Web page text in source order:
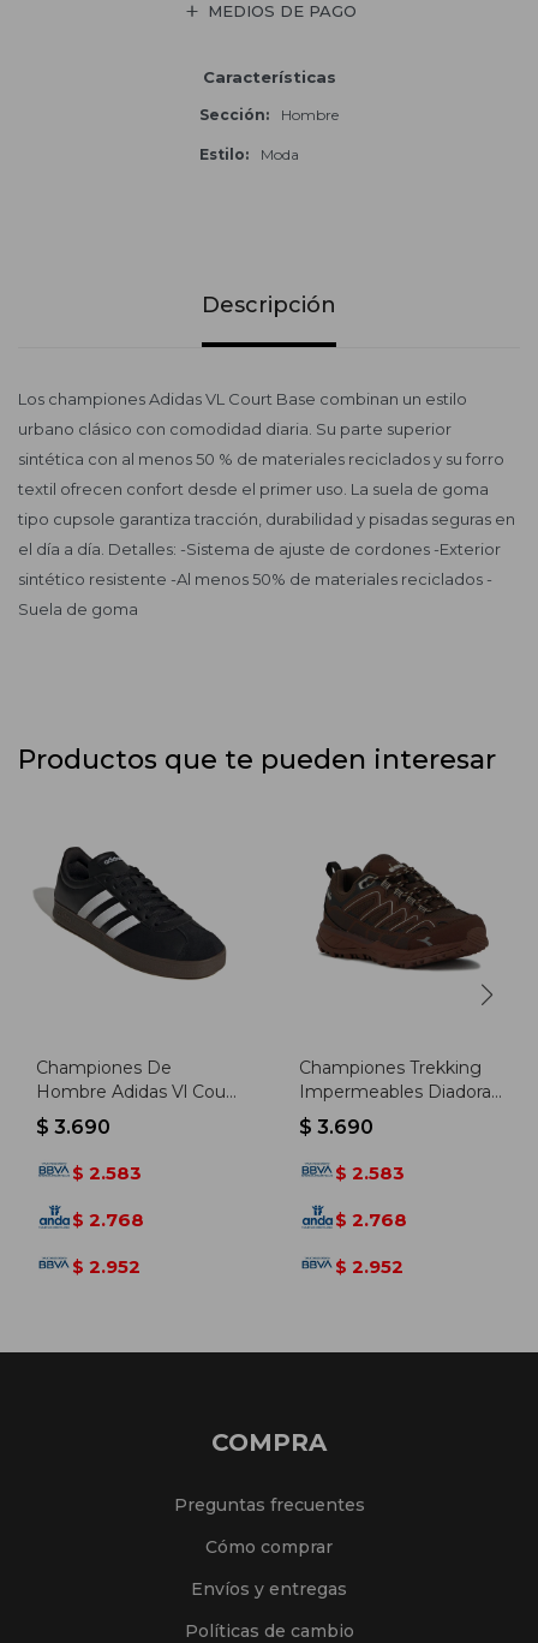
MEDIOS DE PAGO
Características
Sección Hombre
Estilo Moda
Descripción
Los championes Adidas VL Court Base combinan un estilo
urbano clásico con comodidad diaria. Su parte superior
sintética con al menos 50 % de materiales reciclados y su forro
textil ofrecen confort desde el primer uso. La suela de goma
tipo cupsole garantiza tracción, durabilidad y pisadas seguras en
el día a día. Detalles: -Sistema de ajuste de cordones -Exterior
sintético resistente -Al menos 50% de materiales reciclados -
Suela de goma
Productos que te pueden interesar
Championes De
Hombre Adidas Vl Court
Base - Negro-blanco
$ 3.690
$ 2.583
$ 2.768
$ 2.952
Championes Trekking
Impermeables Diadora
Unisex - Marron
$ 3.690
$ 2.583
$ 2.768
$ 2.952
COMPRA
Preguntas frecuentes
Cómo comprar
Envíos y entregas
Políticas de cambio